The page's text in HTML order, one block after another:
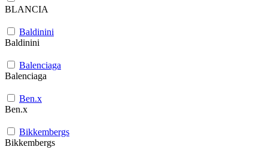
BLANCIA
Baldinini
Baldinini
Balenciaga
Balenciaga
Ben.x
Ben.x
Bikkembergs
Bikkembergs